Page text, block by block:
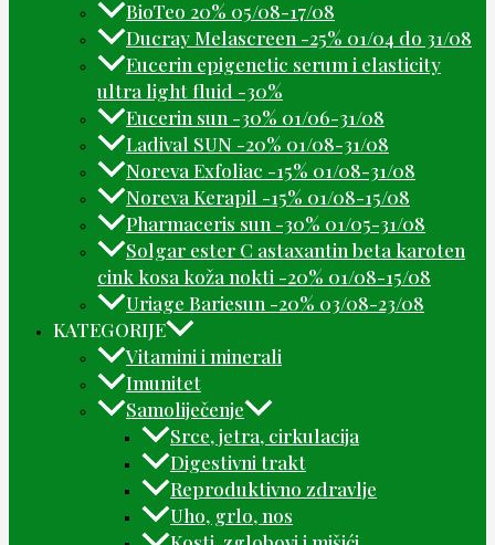
BioTeo 20% 05/08-17/08
Ducray Melascreen -25% 01/04 do 31/08
Eucerin epigenetic serum i elasticity
ultra light fluid -30%
Eucerin sun -30% 01/06-31/08
Ladival SUN -20% 01/08-31/08
Noreva Exfoliac -15% 01/08-31/08
Noreva Kerapil -15% 01/08-15/08
Pharmaceris sun -30% 01/05-31/08
Solgar ester C astaxantin beta karoten
cink kosa koža nokti -20% 01/08-15/08
Uriage Bariesun -20% 03/08-23/08
KATEGORIJE
Vitamini i minerali
Imunitet
Samoliječenje
Srce, jetra, cirkulacija
Digestivni trakt
Reproduktivno zdravlje
Uho, grlo, nos